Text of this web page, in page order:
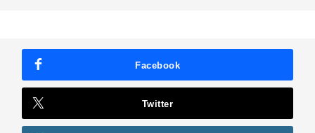
Facebook
Twitter